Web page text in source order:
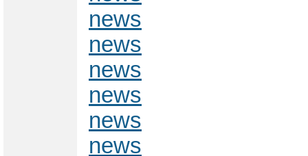
news
news
news
news
news
news